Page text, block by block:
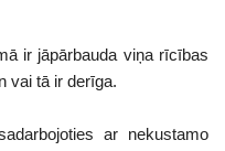
ir jāpārbauda viņa rīcības
vai tā ir derīga.
ar nekustamo